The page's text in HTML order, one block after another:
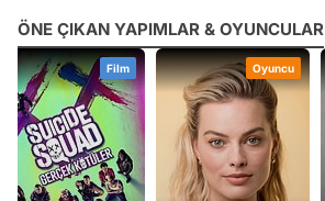
ÖNE ÇIKAN YAPIMLAR & OYUNCULAR
Film Oyuncu